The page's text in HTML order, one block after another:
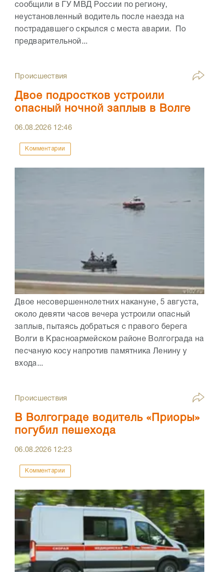
сообщили в ГУ МВД России по региону,
неустановленный водитель после наезда на
пострадавшего скрылся с места аварии. По
предварительной...
Происшествия
Двое подростков устроили
опасный ночной заплыв в Волге
06.08.2026 12:46
Комментарии
Двое несовершеннолетних накануне, 5 августа,
около девяти часов вечера устроили опасный
заплыв, пытаясь добраться с правого берега
Волги в Красноармейском районе Волгограда на
песчаную косу напротив памятника Ленину у
входа...
Происшествия
В Волгограде водитель «Приоры»
погубил пешехода
06.08.2026 12:23
Комментарии